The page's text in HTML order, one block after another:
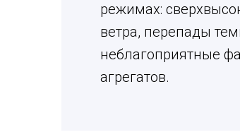
режимах:
ветра, перепады
неблагоприятные
агрегатов.